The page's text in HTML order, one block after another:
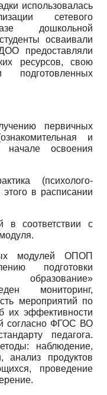
использовалась
сетевого
дошкольной
осваивали
предоставляли
ресурсов, свою
первичных
и
начале освоения
(психолого­
этого в расписании
соответствии с
модулей ОПОП
подготовки
образование»
мониторинг,
мероприятий по
их эффективности
согласно ФГОС ВО
педагога.
наблюдение,
анализ продуктов
проведение